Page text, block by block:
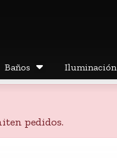
Baños Iluminación
pedidos.